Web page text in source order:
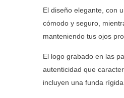
El diseño elegante, con
cómodo y seguro,
manteniendo tus ojos
El logo grabado en las
autenticidad que
incluyen una funda